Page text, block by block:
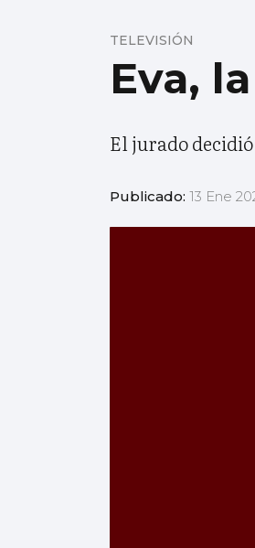
Eva,
TELEVISIÓN
El jurado
Publicado: 13 Ene